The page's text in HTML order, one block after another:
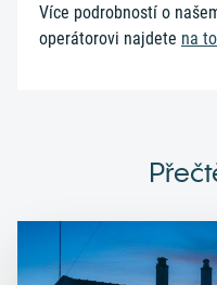
Více podrobností o
operátorovi najdete na